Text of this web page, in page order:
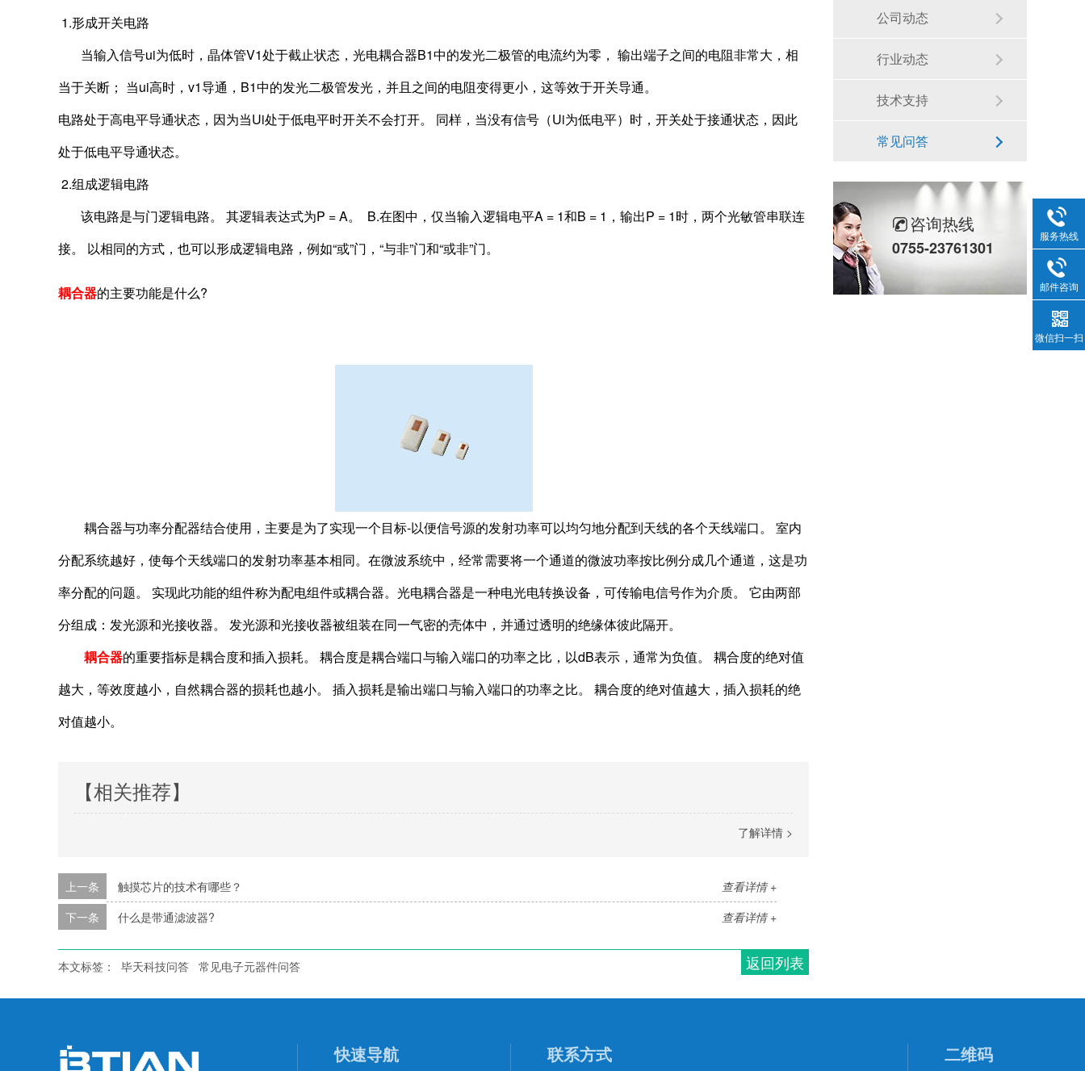
1.形成开关电路
当输入信号ui为低时，晶体管V1处于截止状态，光电耦合器B1中的发光二极管的电流约为零， 输出端子之间的电阻非常大，相
当于关断； 当ui高时，v1导通，B1中的发光二极管发光，并且之间的电阻变得更小，这等效于开关导通。
电路处于高电平导通状态，因为当Ui处于低电平时开关不会打开。 同样，当没有信号（Ui为低电平）时，开关处于接通状态，因此
处于低电平导通状态。
2.组成逻辑电路
该电路是与门逻辑电路。 其逻辑表达式为P = A。 B.在图中，仅当输入逻辑电平A = 1和B = 1，输出P = 1时，两个光敏管串联连
接。 以相同的方式，也可以形成逻辑电路，例如“或”门，“与非”门和“或非”门。
耦合器的主要功能是什么?
耦合器与功率分配器结合使用，主要是为了实现一个目标-以便信号源的发射功率可以均匀地分配到天线的各个天线端口。 室内
分配系统越好，使每个天线端口的发射功率基本相同。 在微波系统中，经常需要将一个通道的微波功率按比例分成几个通道，这是功
率分配的问题。 实现此功能的组件称为配电组件或耦合器。 光电耦合器是一种电光电转换设备，可传输电信号作为介质。 它由两部
分组成：发光源和光接收器。 发光源和光接收器被组装在同一气密的壳体中，并通过透明的绝缘体彼此隔开。
耦合器的重要指标是耦合度和插入损耗。 耦合度是耦合端口与输入端口的功率之比，以dB表示，通常为负值。
耦合度的绝对值
越大，等效度越小，自然耦合器的损耗也越小。 插入损耗是输出端口与输入端口的功率之比。 耦合度的绝对值越大，插入损耗的绝
对值越小。
【相关推荐】
了解详情 >
查看详情 +
上一条
触摸芯片的技术有哪些？
查看详情 +
下一条 什么是带通滤波器?
返回列表
本文标签： 毕天科技问答 常见电子元器件问答
公司动态
行业动态
技术支持
常见问答
咨询热线
0755-23761301
二维码
快速导航 联系方式
服务热线
邮件咨询
微信扫一扫